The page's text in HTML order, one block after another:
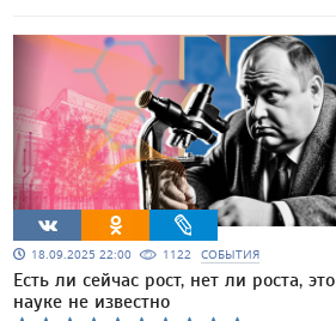
18.09.2025 22:00 1122 СОБЫТИЯ
Есть ли сейчас рост, нет ли роста, это
науке не известно